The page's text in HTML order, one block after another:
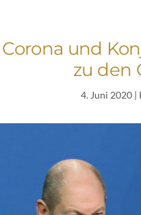
Corona und
zu den
4. Juni 2020|